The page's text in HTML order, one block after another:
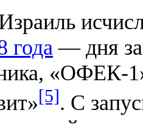
года — дня
«ОФЕК-
[5]. С